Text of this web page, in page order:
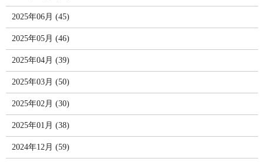
2025年06月 (45)
2025年05月 (46)
2025年04月 (39)
2025年03月 (50)
2025年02月 (30)
2025年01月 (38)
2024年12月 (59)